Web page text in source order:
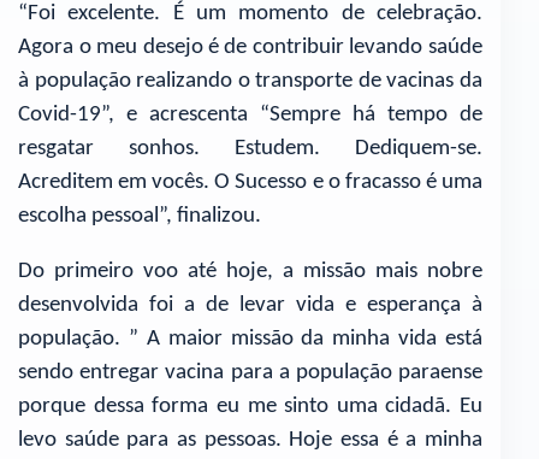
“Foi excelente. É um momento de celebração.
Agora o meu desejo é de contribuir levando saúde
à população realizando o transporte de vacinas da
Covid-19”, e acrescenta “Sempre há tempo de
resgatar sonhos. Estudem. Dediquem-se.
Acreditem em vocês. O Sucesso e o fracasso é uma
escolha pessoal”, finalizou.
Do primeiro voo até hoje, a missão mais nobre
desenvolvida foi a de levar vida e esperança à
população. ” A maior missão da minha vida está
sendo entregar vacina para a população paraense
porque dessa forma eu me sinto uma cidadã. Eu
levo saúde para as pessoas. Hoje essa é a minha